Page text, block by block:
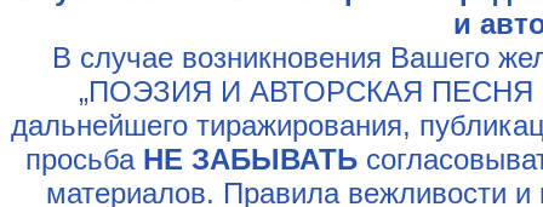
и
В случае возникновения Вашего
„ПОЭЗИЯ И АВТОРСКАЯ ПЕСНЯ
дальнейшего тиражирования,
просьба НЕ ЗАБЫВАТЬ
материалов. Правила вежливости и